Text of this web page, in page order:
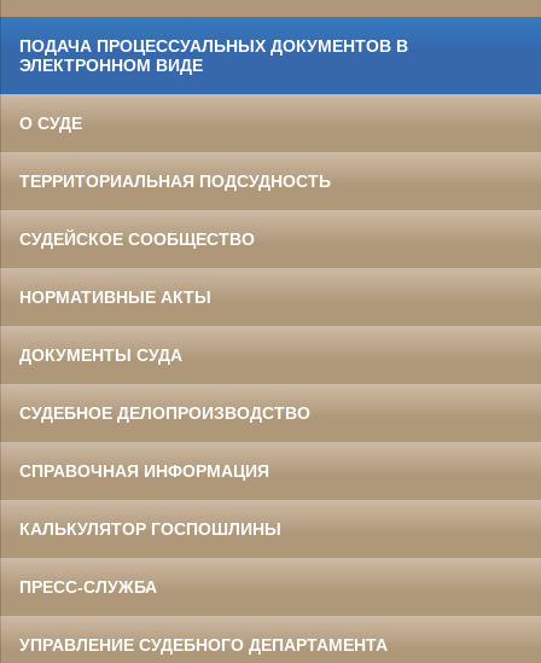
ПОДАЧА ПРОЦЕССУАЛЬНЫХ ДОКУМЕНТОВ В
ЭЛЕКТРОННОМ ВИДЕ
О СУДЕ
ТЕРРИТОРИАЛЬНАЯ ПОДСУДНОСТЬ
СУДЕЙСКОЕ СООБЩЕСТВО
НОРМАТИВНЫЕ АКТЫ
ДОКУМЕНТЫ СУДА
СУДЕБНОЕ ДЕЛОПРОИЗВОДСТВО
СПРАВОЧНАЯ ИНФОРМАЦИЯ
КАЛЬКУЛЯТОР ГОСПОШЛИНЫ
ПРЕСС-СЛУЖБА
УПРАВЛЕНИЕ СУДЕБНОГО ДЕПАРТАМЕНТА